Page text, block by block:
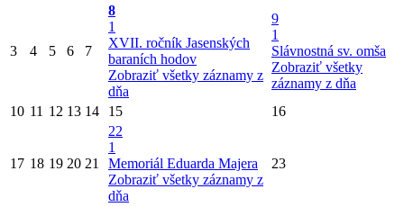
3 4 5 6 7
8
1
XVII. ročník Jasenských
baraních hodov
Zobraziť všetky záznamy z
dňa
9
1
Slávnostná sv. omša
Zobraziť všetky
záznamy z dňa
10 11 12 13 14 15 16
17 18 19 20 21
22
1
Memoriál Eduarda Majera
Zobraziť všetky záznamy z
dňa
23